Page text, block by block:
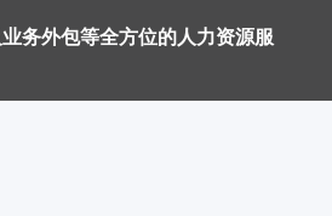
务外包等全方位的人力资源服